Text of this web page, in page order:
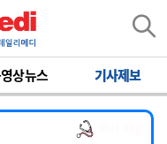
상뉴스 기사제보
상의사 채용
) 계약직 의사 공개채용